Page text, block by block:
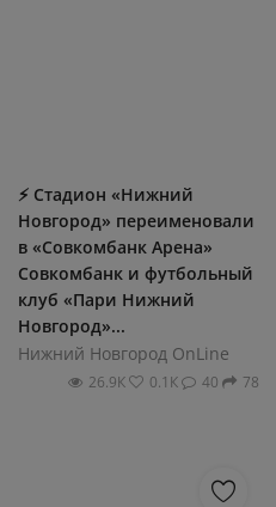
⚡️ Стадион «Нижний
Новгород» переименовали
в «Совкомбанк Арена»
Совкомбанк и футбольный
клуб «Пари Нижний
Новгород»...
Нижний Новгород OnLine
26.9К 0.1К 40 78